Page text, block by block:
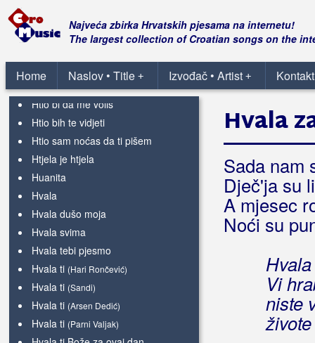
Najveća zbirka Hrvatskih pjesama na internetu!
The largest collection of Croatian songs on the
Home +
Naslov • Title +
Izvođač • Artist
Hrvatski vojnik
Hrvatsko Podunavlje
Hrvatsko proljeće
Hrvatskoga roda sin
Htio bi da me voliš
Htio bih te vidjeti
Htio sam noćas da ti pišem
Htjela je htjela
Huanita
Hvala
Hvala dušo moja
Hvala svima
Hvala tebi pjesmo
Hvala ti (Hari Rončević)
Hvala ti (Sandi)
Hvala ti (Arsen Dedić)
Hvala ti (Parni Valjak)
Hvala
Sada nam
Dječ'ja su
A mjesec
Noći su
Vi
niste